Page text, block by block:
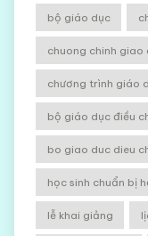
bộ giáo dục
chuong chinh giao
chương trình giáo
bộ giáo dục điều
bo giao duc dieu
học sinh chuẩn bị
lễ khai giảng